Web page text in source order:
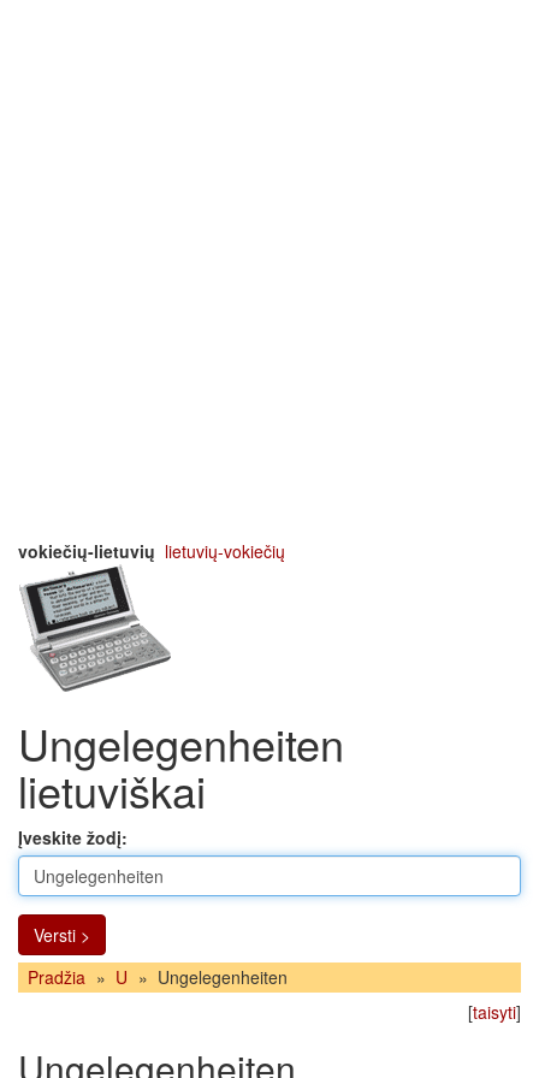
vokiečių-lietuvių lietuvių-vokiečių
Ungelegenheiten
lietuviškai
Įveskite žodį:
Versti >
Pradžia » U » Ungelegenheiten
[taisyti]
Ungelegenheiten